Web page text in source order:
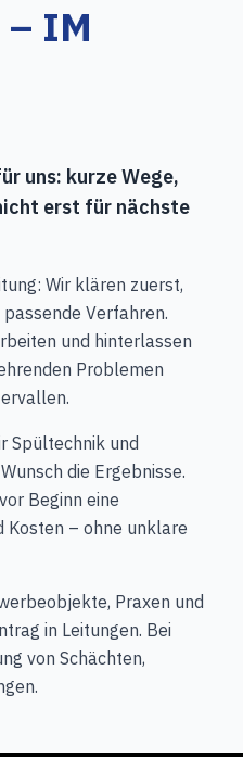
IM E
uns: kurze Wege,
erst für nächste
Wir klären zuerst,
Verfahren.
und hinterlassen
Problemen
Spültechnik und
die Ergebnisse.
Beginn eine
Kosten – ohne unklare
Praxen und
in Leitungen. Bei
von Schächten,